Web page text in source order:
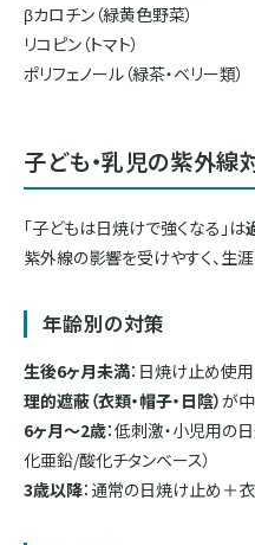
βカロチン（緑黄色野菜）
リコピン（トマト）
ポリフェノール（緑茶・ベリー類）
子ども・乳児の紫外
「子どもは日焼けで強くなる」は
紫外線の影響を受けやすく、生
年齢別の対策
生後6ヶ月未満：日焼け止め使
理的遮蔽（衣類・帽子・日陰）が
6ヶ月〜2歳：低刺激・小児用の
化亜鉛/酸化チタンベース）
3歳以降：通常の日焼け止め＋